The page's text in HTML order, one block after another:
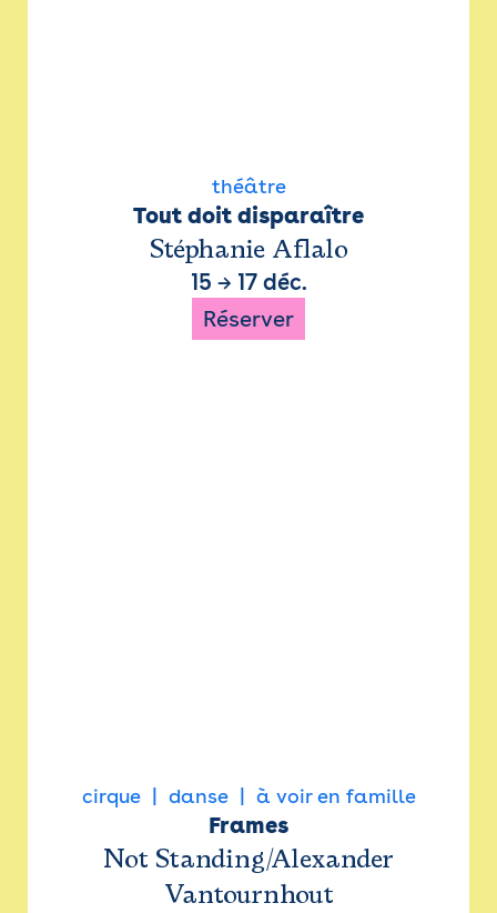
théâtre
Tout doit disparaître
Stéphanie Aflalo
15 → 17 déc.
Réserver
cirque danse à voir en famille
Frames
Not Standing/Alexander
Vantournhout